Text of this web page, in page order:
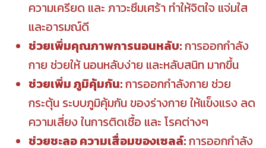
ความเครียด และ ภาวะซึมเศร้า ทำให้จิตใจ แจ่มใส
และอารมณ์ดี
ช่วยเพิ่มคุณภาพการนอนหลับ:การออกกำลัง
กาย ช่วยให้ นอนหลับง่าย และหลับสนิท มากขึ้น
ช่วยเพิ่ม ภูมิคุ้มกัน:การออกกำลังกาย ช่วย
กระตุ้น ระบบภูมิคุ้มกัน ของร่างกาย ให้แข็งแรง ลด
ความเสี่ยง ในการติดเชื้อ และ โรคต่างๆ
ช่วยชะลอ ความเสื่อมของเซลล์:การออกกำลัง